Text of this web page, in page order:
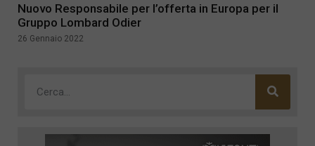
Nuovo Responsabile per l’offerta in Europa per il
Gruppo Lombard Odier
26 Gennaio 2022